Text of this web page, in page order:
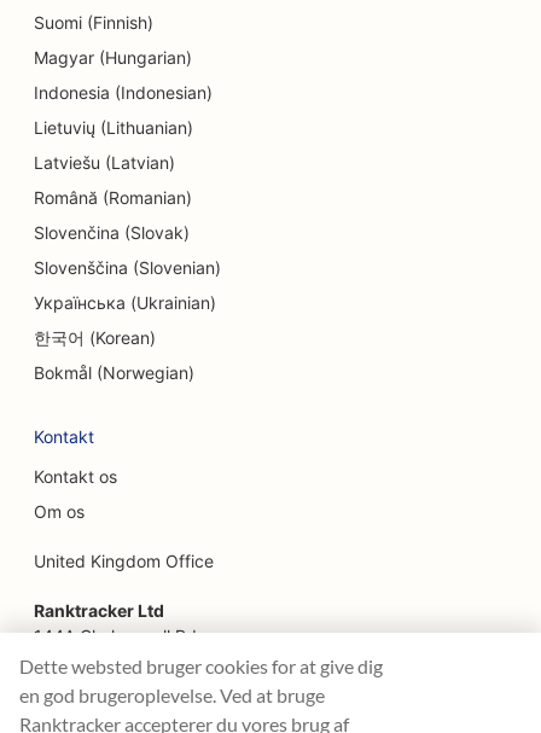
SEO for underholdning og fritid
SEO for ingeniørfirmaer
EO til etniske restauranter
SEO for Escape Rooms
SEO for familierestauranter
SEO for jord-til-bord-restauranter
SEO for finansielle planlæggere
SEO for fastfood-restauranter
SEO for blomsterhandlere
SEO til food trucks
SEO til food courts
Suomi (Finnish)
Magyar (Hungarian)
Indonesia (Indonesian)
Lietuvių (Lithuanian)
Latviešu (Latvian)
Română (Romanian)
Slovenčina (Slovak)
Slovenščina (Slovenian)
Українська (Ukrainian)
한국어 (Korean)
Bokmål (Norwegian)
Kontakt
Kontakt os
Om os
United Kingdom Office
Ranktracker Ltd
144A Clerkenwell Rd
London, EC1R 5DF
Company No: 08820809
felix@ranktracker.com
Dette websted bruger cookies for at give dig
en god brugeroplevelse. Ved at bruge
Ranktracker accepterer du vores brug af